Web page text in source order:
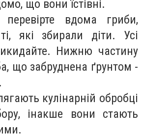
що вони їстівні.
вдома гриби,
які збирали діти. Усі
Нижню частину
що забруднена ґрунтом -
кулінарній обробці
інакше вони стають